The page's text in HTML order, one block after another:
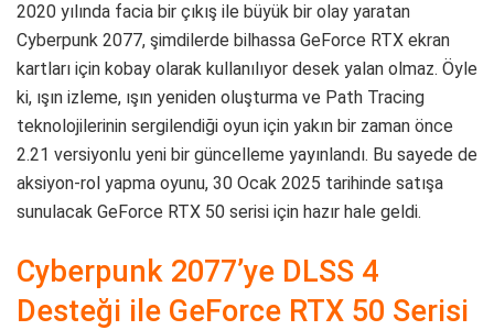
2020 yılında facia bir çıkış ile büyük bir olay yaratan
Cyberpunk 2077, şimdilerde bilhassa GeForce RTX ekran
kartları için kobay olarak kullanılıyor desek yalan olmaz. Öyle
ki, ışın izleme, ışın yeniden oluşturma ve Path Tracing
teknolojilerinin sergilendiği oyun için yakın bir zaman önce
2.21 versiyonlu yeni bir güncelleme yayınlandı. Bu sayede de
aksiyon-rol yapma oyunu, 30 Ocak 2025 tarihinde satışa
sunulacak GeForce RTX 50 serisi için hazır hale geldi.
Cyberpunk 2077’ye DLSS 4
Desteği ile GeForce RTX 50 Serisi